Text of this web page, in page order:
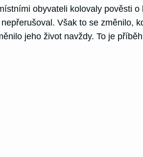
obyvateli kolovaly pověsti o
Však to se změnilo,
jeho život navždy. To je